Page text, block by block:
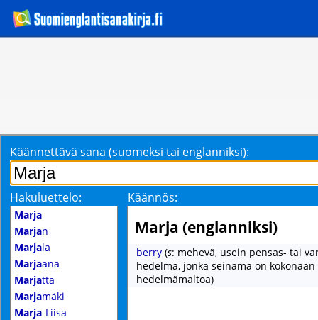
Käännettävä sana (suomeksi tai englanniksi):
Hakuluettelo: Käännös:
Marja
Marjan
Marjala
Marjaana
Marjatta
Marjamäki
Marja-Liisa
Marja (englanniksi)
berry (s: mehevä, usein pensas- tai
hedelmä, jonka seinämä on kokonaan
hedelmämaltoa)